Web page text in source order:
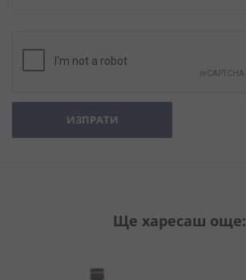
ИЗПРАТИ
Ще харесаш още: